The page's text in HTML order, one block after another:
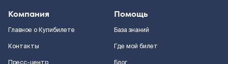
Компания
Главное о Купибилете
Контакты
Помощь
База знаний
Где мой билет